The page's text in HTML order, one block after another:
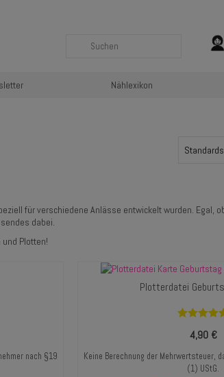
Nählexikon
für verschiedene Anlässe entwickelt wurden. Egal,
dabei.
Plotten!
nach §19
Plotterdatei
5.00von 5
4,90 €
Keine Berechnung der Mehrwertsteuer,
(1) UStG.